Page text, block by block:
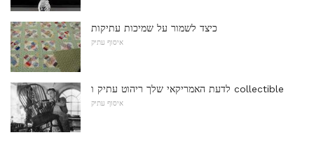
כיצד לשמור על שמיכות עתיקות
איסוף עתיק
לדעת האמריקאי שלך ריהוט עתיק ו collectible
איסוף עתיק